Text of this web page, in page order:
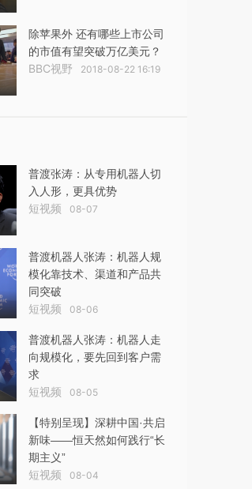
除苹果外 还有哪些上市公司
的市值有望突破万亿美元？
BBC视野 2018-08-22 16:19
普渡张涛：从专用机器人切
入人形，更具优势
短视频 08-07
普渡机器人张涛：机器人规
模化靠技术、渠道和产品共
同突破
短视频 08-06
普渡机器人张涛：机器人走
向规模化，要先回到客户需
求
短视频 08-05
【特别呈现】深耕中国·共启
新味——恒天然如何践行“长
期主义”
短视频 08-04